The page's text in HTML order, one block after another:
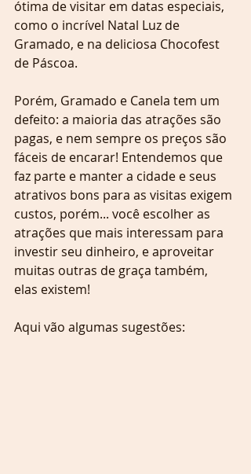
ótima de visitar em datas especiais,
como o incrível Natal Luz de
Gramado, e na deliciosa Chocofest
de Páscoa.
Porém, Gramado e Canela tem um
defeito: a maioria das atrações são
pagas, e nem sempre os preços são
fáceis de encarar! Entendemos que
faz parte e manter a cidade e seus
atrativos bons para as visitas exigem
custos, porém... você escolher as
atrações que mais interessam para
investir seu dinheiro, e aproveitar
muitas outras de graça também,
elas existem!
Aqui vão algumas sugestões: